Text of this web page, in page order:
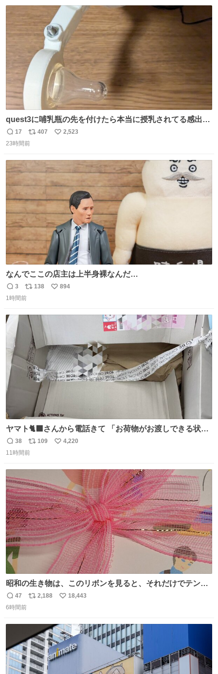
数
quest3に哺乳瓶の先を付けたら本当に授乳されてる感出る
はず！
返
信
17
リ
ポ
407
い
数
2,523
23時間前
なんでここの店主は上半身裸なんだ…
返
信
3
リ
ポ
ト
138
い
894
1時間前
ヤマト🐈‍⬛さんから電話きて 「お荷物がお渡しできる状況
でない程潰れてまして」って えっ😳 見に行くとこの状態
😭 海渡ってくる時に潰れたっぽい 「一旦戻して新しいの
て事で中身無事だったから連れて帰って来た😅 壊れる物な
くて良かった
返
信
38
リ
ポ
数
109
い
4,220
11時間前
昭和の生き物は、このリボンを見ると、それだけでテンシ
ョンが上がるのである。
返
信
47
リ
数
2,188
い
数
18,443
6時間前